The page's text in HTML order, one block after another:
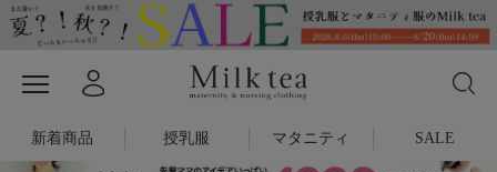
新着商品 授乳服 マタニティ SALE